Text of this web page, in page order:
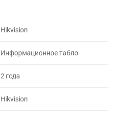
Hikvision
Информационное табло
2 года
Hikvision